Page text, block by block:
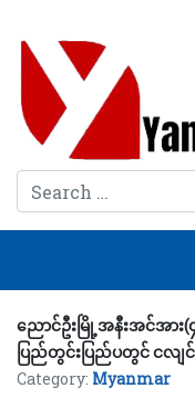
Search
ညောင်ဦးမြို့အနီးအင်အား
ပြည်တွင်းပြည်ပတွင် ငလျင်
Category: Myanmar